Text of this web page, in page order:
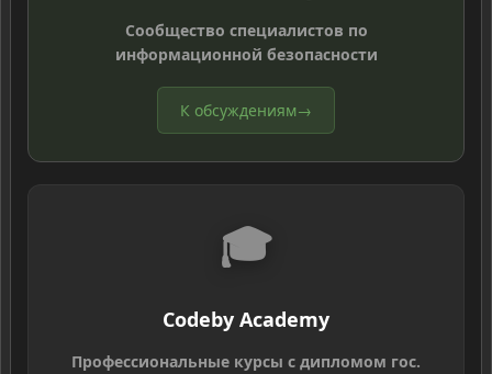
Сообщество специалистов по
информационной безопасности
К обсуждениям→
🎓
Codeby Academy
Профессиональные курсы с дипломом гос.